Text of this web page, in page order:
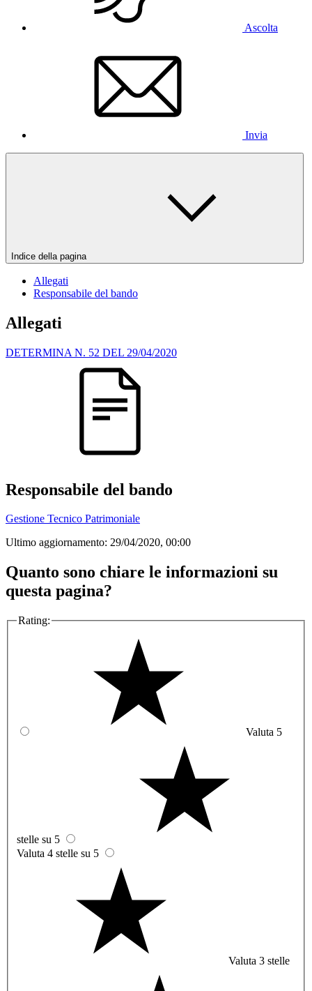
Ascolta
Invia
Indice della pagina
Allegati
Responsabile del bando
Allegati
DETERMINA N. 52 DEL 29/04/2020
Responsabile del bando
Gestione Tecnico Patrimoniale
Ultimo aggiornamento: 29/04/2020, 00:00
Quanto sono chiare le informazioni su
questa pagina?
Rating:
Valuta 5
stelle su 5
Valuta 4 stelle su 5
Valuta 3 stelle